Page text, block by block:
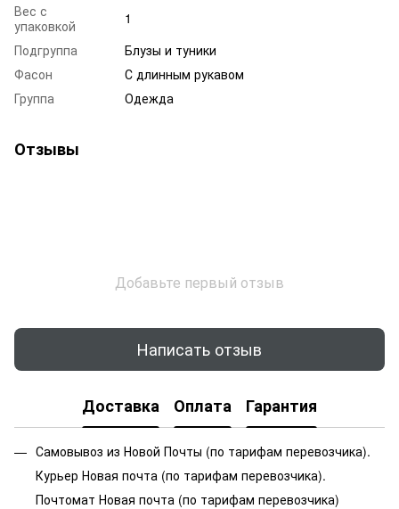
Вес с
упаковкой
1
Подгруппа
Блузы и туники
Фасон
С длинным рукавом
Группа
Одежда
Отзывы
Добавьте первый отзыв
Написать отзыв
Доставка Оплата Гарантия
Самовывоз из Новой Почты (по тарифам перевозчика).
Курьер Новая почта (по тарифам перевозчика).
Почтомат Новая почта (по тарифам перевозчика)